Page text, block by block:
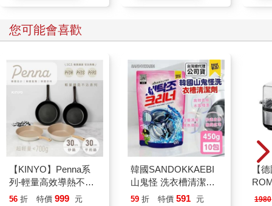
探差Piya的獨生女 蒙拉差翁Pilanthita，因為她的父母皆死於沉船
蒙拉差翁Pilanthita Kasidit，或稱Pin小姐，長得亭亭玉立、婉約多
更是如此，與同年紀的小孩相比，Pilanthita小姐顯得格外寡言少
語，和Anil公主的個性簡直有如天壤之別。
「Anil公主怎麼了？為何走路一拐一拐的？」Pilanthita小姐問道，
她與Koi姨和其他廚娘們正在池邊的涼亭下做燒賣，看見Prik攙扶
著Anil公主走來，清秀的臉蛋頓時充滿了擔憂。
「殿下從樹上摔下來了。」Prik忍不住向Pin小姐告狀。「殿下像
隻猴子般在樹上盪來盪去！」
「Prik!!!」Pin小姐嚴肅地道，明澈的雙眼正散發出冷峻的眼神。
「注意妳的言詞。」
Prik瞬間低頭縮起下巴，Pin小姐生氣時，那雙眼睛比Padmika夫
人更令人畏懼。
您可能會喜歡
【KINYO】Penna系
列-輕量高效導熱不沾
平煎鍋30cm
56 折 特價 999 元
韓國SANDOKKAEBI
山鬼怪 洗衣槽清潔劑
450公克-10包組
59 折 特價 591 元
【
曼
1980